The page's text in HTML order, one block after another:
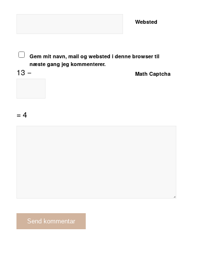
Websted
Gem mit navn, mail og websted i denne browser til
næste gang jeg kommenterer.
Math Captcha
13 −
= 4